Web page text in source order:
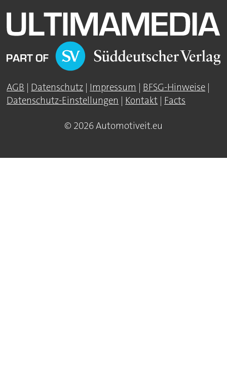
AGB | Datenschutz | Impressum | BFSG-Hinweise |
Datenschutz-Einstellungen | Kontakt | Facts
© 2026 Automotiveit.eu